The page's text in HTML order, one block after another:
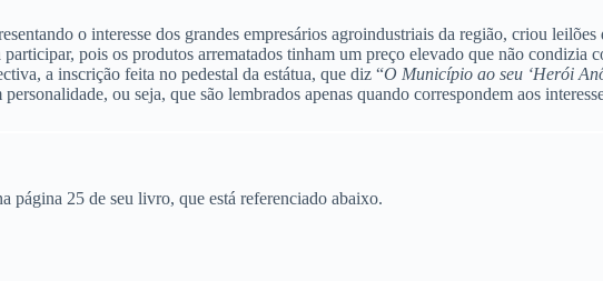
o interesse dos grandes empresários agroindustriais da região, criou
pois os produtos arrematados tinham um preço elevado que não condizia
a inscrição feita no pedestal da estátua, que diz “O Município ao seu ‘Herói
ou seja, que são lembrados apenas quando correspondem aos
página 25 de seu livro, que está referenciado abaixo.